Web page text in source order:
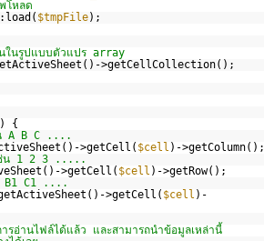
โหลด
$tmpFile);
ในรูปแบบตัวแปร array
>getCellCollection();
) {
น A B C ....
>getCell( $cell )->getColumn();
เช่น 1 2 3 .....
>getCell( $cell )->getRow();
B1 C1 ....
>getCell( $cell )-
รอ่านไฟล์ได้แล้ว และสามารถนำข้อมูลเหล่านี้